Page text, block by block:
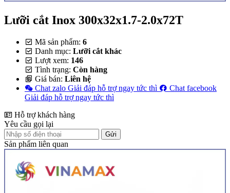
Lưỡi cắt Inox 300x32x1.7-2.0x72T
Mã sản phẩm: 6
Danh mục: Lưỡi cắt khác
Lượt xem: 146
Tình trạng: Còn hàng
Giá bán: Liên hệ
Chat zalo Giải đáp hỗ trợ ngay tức thì
Chat facebook
Giải đáp hỗ trợ ngay tức thì
Hỗ trợ khách hàng
Yêu cầu gọi lại
Gửi
Sản phẩm liên quan